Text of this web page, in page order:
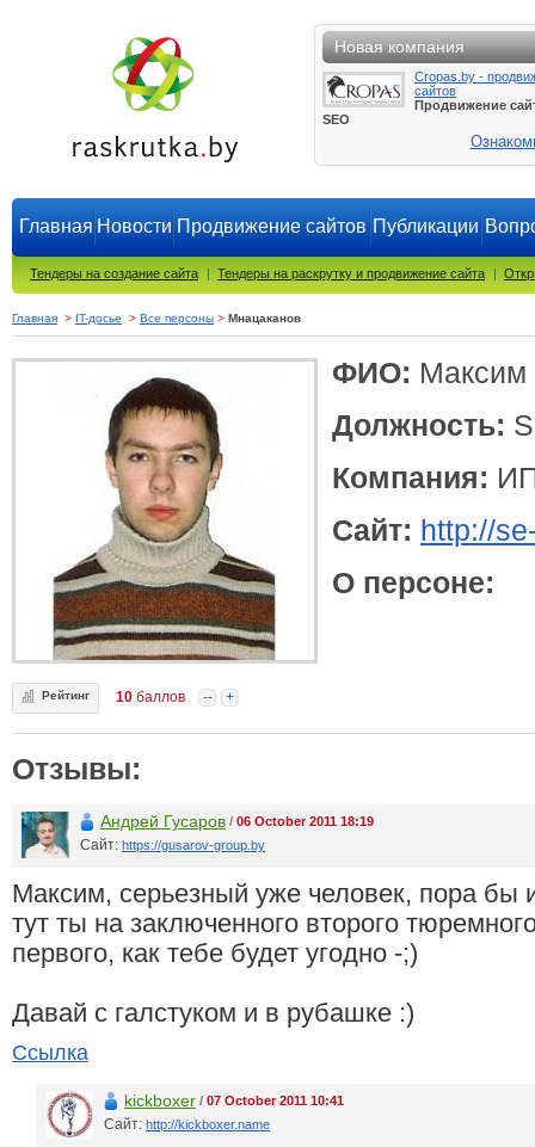
Новая компания
Cropas.by -
сайтов
Продвижение
SEO
Главная Новости Продвижение сайтов Публикации
Тендеры на создание сайта | Тендеры на раскрутку и продвижение сайта |
Главная > IT-досье > Все персоны > Мнацаканов
ФИО: Максим
Должность:
Компания:
Сайт: http://
О персоне:
Рейтинг 10 баллов -- +
Отзывы:
Андрей Гусаров / 06 October 2011 18:19
Сайт: https://gusarov-group.by
Максим, серьезный уже человек, пора бы
тут ты на заключенного второго
первого, как тебе будет угодно -;)
Давай с галстуком и в рубашке :)
Ссылка
kickboxer / 07 October 2011 10:41
Сайт: http://kickboxer.name